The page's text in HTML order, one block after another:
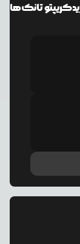
کریپتو تانک‌ها